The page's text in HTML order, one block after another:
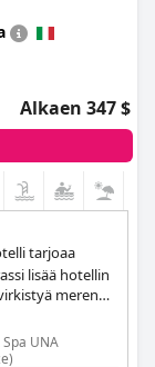
Alkaen 347 $
tarjoaa
lisää hotellin
meren
UNA